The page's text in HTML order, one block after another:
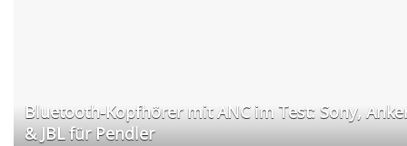
Bluetooth-Kopfhörer mit ANC im Test: Sony,
& JBL für Pendler